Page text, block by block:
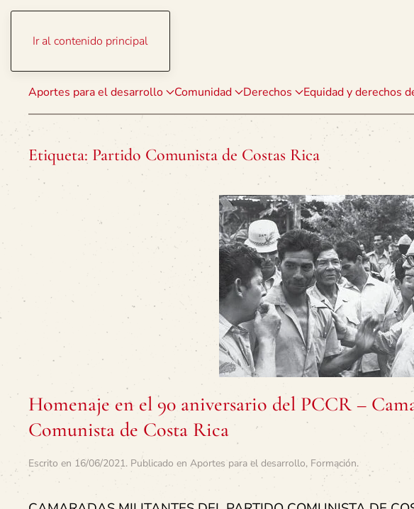
Ir al contenido principal
Aportes para el desarrollo Comunidad Derechos Equidad y derechos
Etiqueta: Partido Comunista de Costas Rica
Homenaje en el 90 aniversario del PCCR –
Comunista de Costa Rica
Escrito en 16/06/2021. Publicado en Aportes para el desarrollo, Formación.